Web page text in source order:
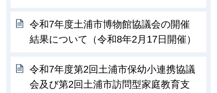
令和7年度土浦市博物館協議会の開催
結果について（令和8年2月17日開催）
令和7年度第2回土浦市保幼小連携協議
会及び第2回土浦市訪問型家庭教育支